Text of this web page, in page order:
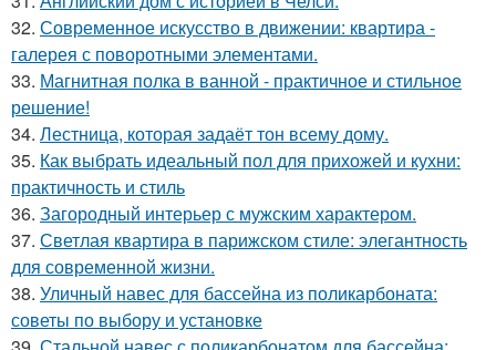
32. Современное искусство в движении: квартира -
галерея с поворотными элементами.
33. Магнитная полка в ванной - практичное и стильное
решение!
34. Лестница, которая задаёт тон всему дому.
35. Как выбрать идеальный пол для прихожей и кухни:
практичность и стиль
36. Загородный интерьер с мужским характером.
37. Светлая квартира в парижском стиле: элегантность
для современной жизни.
38. Уличный навес для бассейна из поликарбоната:
советы по выбору и установке